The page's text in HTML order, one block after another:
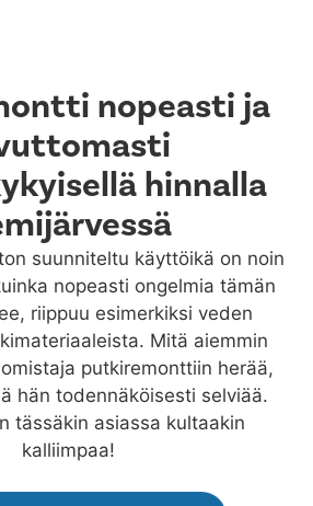
nopeasti ja
hinnalla
suunniteltu käyttöikä on noin
nopeasti ongelmia tämän
riippuu esimerkiksi veden
Mitä aiemmin
putkiremonttiin herää,
hän todennäköisesti selviää.
tässäkin asiassa kultaakin
kalliimpaa!